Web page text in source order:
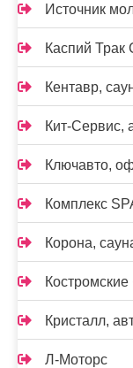
Источник
Каспий Трак
Кентавр,
Кит-Сервис,
Ключавто,
Комплекс
Корона,
Кристалл,
Л-Моторс